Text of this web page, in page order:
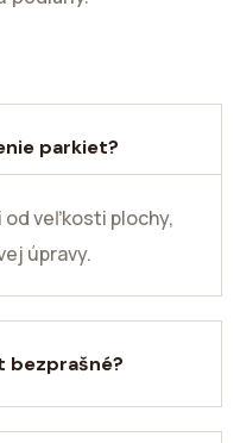
parkiet?
od veľkosti plochy,
úpravy.
bezprašné?